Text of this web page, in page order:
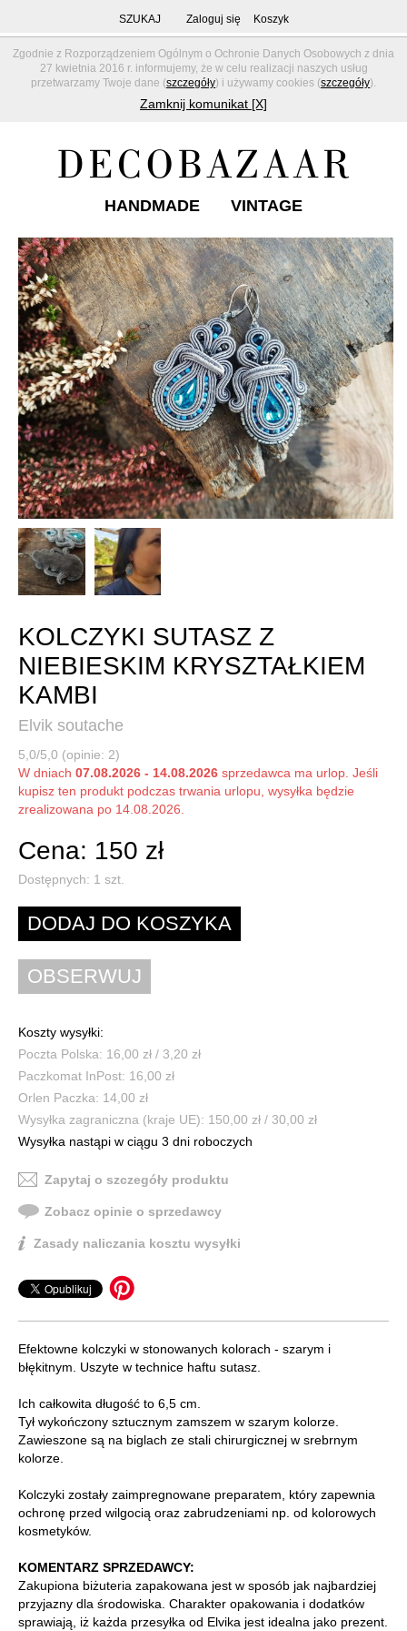
Zgodnie z Rozporządzeniem Ogólnym o Ochronie Danych Osobowych z dnia
27 kwietnia 2016 r. informujemy, że w celu realizacji naszych usług
przetwarzamy Twoje dane (szczegóły) i używamy cookies (szczegóły).
Zamknij komunikat [X]
SZUKAJ Zaloguj się Koszyk
HANDMADE VINTAGE
KOLCZYKI SUTASZ Z
NIEBIESKIM KRYSZTAŁKIEM
KAMBI
Elvik soutache
5,0/5,0 (opinie: 2)
W dniach 07.08.2026 - 14.08.2026 sprzedawca ma urlop. Jeśli
kupisz ten produkt podczas trwania urlopu, wysyłka będzie
zrealizowana po 14.08.2026.
Cena: 150 zł
Dostępnych: 1 szt.
Koszty wysyłki:
Poczta Polska: 16,00 zł / 3,20 zł
Paczkomat InPost: 16,00 zł
Orlen Paczka: 14,00 zł
Wysyłka zagraniczna (kraje UE): 150,00 zł / 30,00 zł
Wysyłka nastąpi w ciągu 3 dni roboczych
Zapytaj o szczegóły produktu
Zobacz opinie o sprzedawcy
Zasady naliczania kosztu wysyłki
Efektowne kolczyki w stonowanych kolorach - szarym i
błękitnym. Uszyte w technice haftu sutasz.
Ich całkowita długość to 6,5 cm.
Tył wykończony sztucznym zamszem w szarym kolorze.
Zawieszone są na biglach ze stali chirurgicznej w srebrnym
kolorze.
Kolczyki zostały zaimpregnowane preparatem, który zapewnia
ochronę przed wilgocią oraz zabrudzeniami np. od kolorowych
kosmetyków.
KOMENTARZ SPRZEDAWCY:
Zakupiona biżuteria zapakowana jest w sposób jak najbardziej
przyjazny dla środowiska. Charakter opakowania i dodatków
sprawiają, iż każda przesyłka od Elvika jest idealna jako prezent.